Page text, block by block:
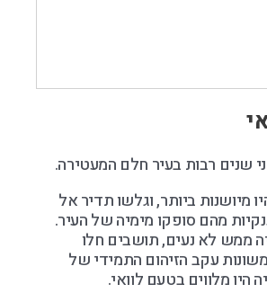
שנים רבות בעיר חלם המעטירה.
מיושנות ביותר, וגלשו תדיר אל
מהם סופקו מימיה של העיר.
ממש לא נעים, תושבים חלו
עקב הזיהום התמידי של
היו מלווים בטעם לוואי.